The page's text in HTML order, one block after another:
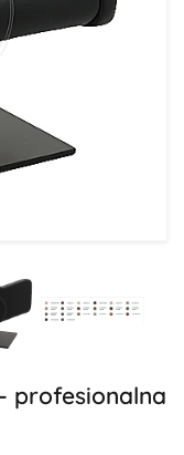
profesionalna